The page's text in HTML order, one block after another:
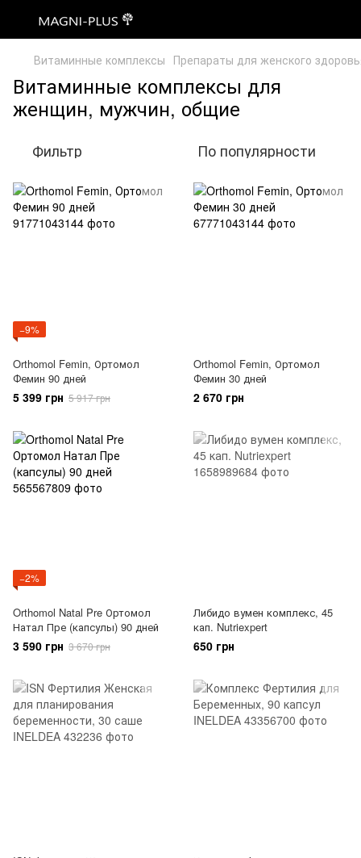
Витаминные комплексы Препараты для женского
Витаминные комплексы для
женщин, мужчин, общие
Фильтр По популярности
−9%
Orthomol Femin, Ортомол
Фемин 90 дней
5 399 грн 5 917 грн
Orthomol Femin, Ортомол
Фемин 30 дней
2 670 грн
−2%
Orthomol Natal Pre Ортомол
Натал Пре (капсулы) 90 дней
3 590 грн 3 670 грн
Либидо вумен комплекс, 45
кап. Nutriexpert
650 грн